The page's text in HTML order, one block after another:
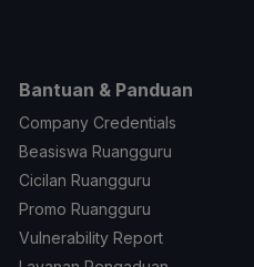
Bantuan & Panduan
Company Credentials
Beasiswa Ruangguru
Cicilan Ruangguru
Promo Ruangguru
Vulnerability Report